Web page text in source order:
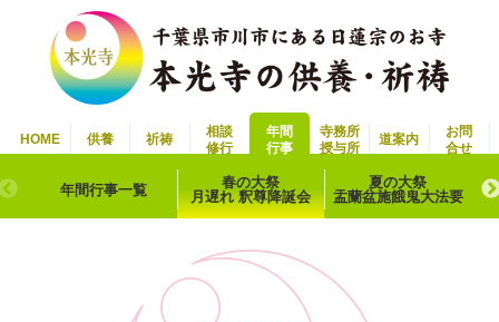
HOME 供養 祈祷
相談
修行
年間
行事
寺務所
授与所
道案内
お問
合せ
年間行事一覧
春の大祭
月遅れ 釈尊降誕会
夏の大祭
盂蘭盆施餓鬼大法要